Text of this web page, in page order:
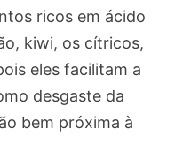
ricos em ácido
kiwi, os cítricos,
eles facilitam a
desgaste da
bem próxima à